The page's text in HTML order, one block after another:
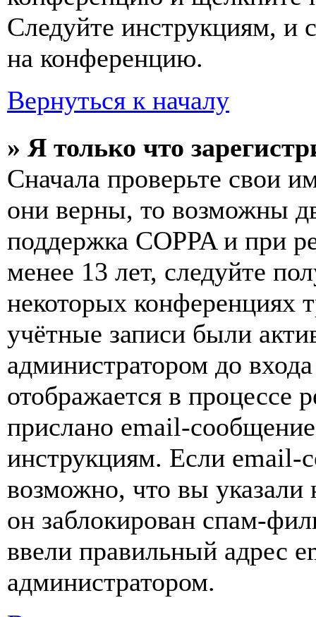
Следуйте инструкциям, и
на конференцию.
Вернуться к началу
» Я только что
Сначала проверьте свои
они верны, то возможны
поддержка COPPA и при
менее 13 лет, следуйте
некоторых конференциях
учётные записи были
администратором до
отображается в процессе
прислано email-
инструкциям. Если email-
возможно, что вы
он заблокирован спам-
ввели правильный адрес
администратором.